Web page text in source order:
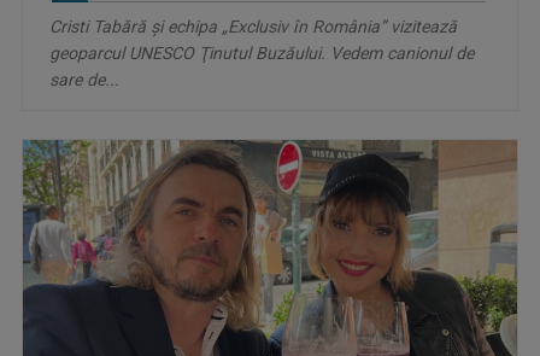
Cristi Tabără şi echipa „Exclusiv în România” vizitează
geoparcul UNESCO Ţinutul Buzăului. Vedem canionul de
sare de...